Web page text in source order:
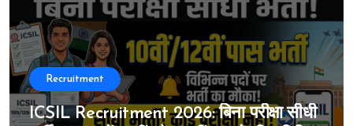
Recruitment
ICSIL Recruitment 2026: बिना परीक्षा सीधी